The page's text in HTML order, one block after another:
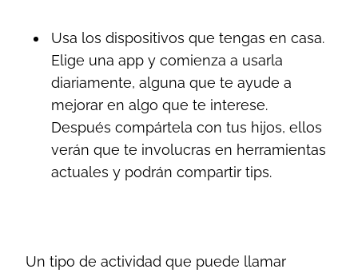
Usa los dispositivos que tengas en casa.
Elige una app y comienza a usarla
diariamente, alguna que te ayude a
mejorar en algo que te interese.
Después compártela con tus hijos, ellos
verán que te involucras en herramientas
actuales y podrán compartir tips.
Un tipo de actividad que puede llamar